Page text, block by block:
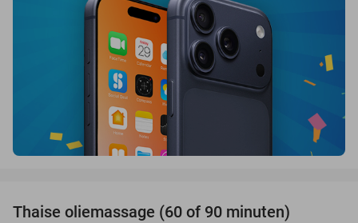
Thaise oliemassage (60 of 90 minuten)